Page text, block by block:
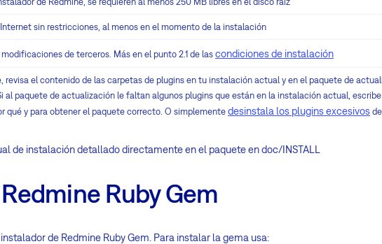
sin restricciones, al menos en el momento de la instalación
de terceros. Más en el punto 2.1 de las condiciones de instalación
revisa el contenido de las carpetas de plugins en tu instalación actual y en el paquete de
al paquete de actualización le faltan algunos plugins que están en la instalación actual, escribe
qué y para obtener el paquete correcto. O simplemente desinstala los plugins excesivos
de instalación detallado directamente en el paquete en doc/INSTALL
Ruby Gem
de Redmine Ruby Gem. Para instalar la gema usa: